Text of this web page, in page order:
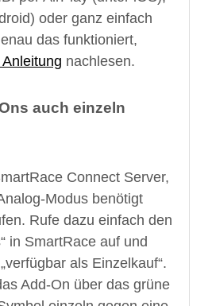
oder ganz einfach
das funktioniert,
nachlesen.
auch einzeln
Connect Server,
Modus benötigt
Rufe dazu einfach den
in SmartRace auf und
als Einzelkauf“.
Add-On über das grüne